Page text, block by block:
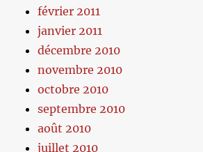
février 2011
janvier 2011
décembre 2010
novembre 2010
octobre 2010
septembre 2010
août 2010
juillet 2010